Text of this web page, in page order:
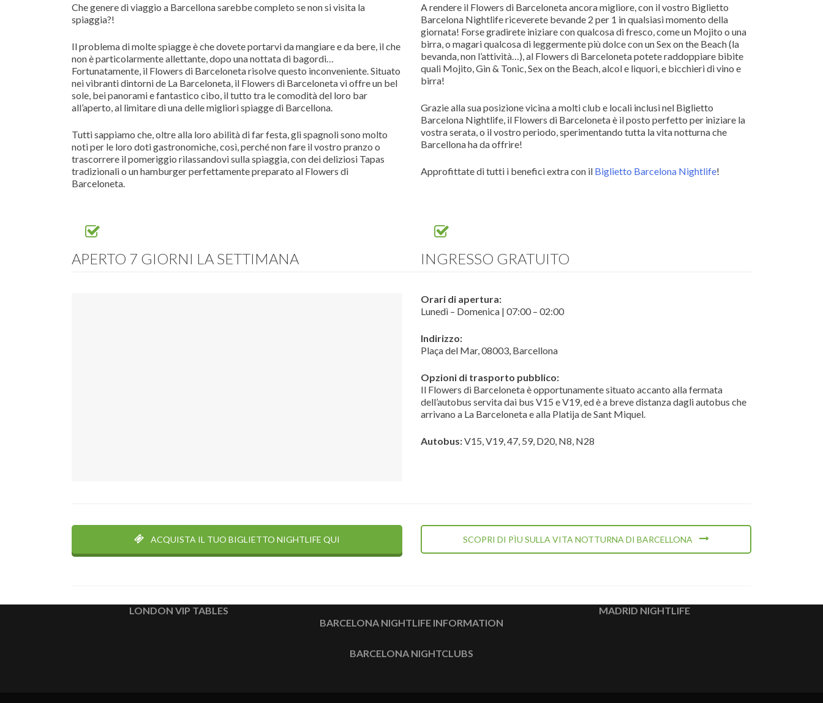
Che genere di viaggio a Barcellona sarebbe completo se non si visita la
spiaggia?!
Il problema di molte spiagge è che dovete portarvi da mangiare e da bere, il che
non è particolarmente allettante, dopo una nottata di bagordi…
Fortunatamente, il Flowers di Barceloneta risolve questo inconveniente.Situato
nei vibranti dintorni de La Barceloneta, il Flowers di Barceloneta vi offre un bel
sole, bei panorami e fantastico cibo, il tutto tra le comodità del loro bar
all’aperto, al limitare di una delle migliori spiagge di Barcellona.
Tutti sappiamo che, oltre alla loro abilità di far festa, gli spagnoli sono molto
noti per le loro doti gastronomiche, così, perché non fare il vostro pranzo o
trascorrere il pomeriggio rilassandovi sulla spiaggia, con dei deliziosi Tapas
tradizionali o un hamburger perfettamente preparato al Flowers di
Barceloneta.
A rendere il Flowers di Barceloneta ancora migliore, con il vostro Biglietto
Barcelona Nightlife riceverete bevande 2 per 1 in qualsiasi momento della
giornata! Forse gradirete iniziare con qualcosa di fresco, come un Mojito o una
birra, o magari qualcosa di leggermente più dolce con un Sex on the Beach (la
bevanda, non l’attività…), al Flowers di Barceloneta potete raddoppiare bibite
quali Mojito, Gin & Tonic, Sex on the Beach, alcol e liquori, e bicchieri di vino e
birra!
Grazie alla sua posizione vicina a molti club e locali inclusi nel Biglietto
Barcelona Nightlife, il Flowers di Barceloneta è il posto perfetto per iniziare la
vostra serata, o il vostro periodo, sperimentando tutta la vita notturna che
Barcellona ha da offrire!
Approfittate di tutti i benefici extra con il Biglietto Barcelona Nightlife!
APERTO 7 GIORNI LA SETTIMANA INGRESSO GRATUITO
Orari di apertura:
Lunedì – Domenica | 07:00 – 02:00
Indirizzo:
Plaça del Mar, 08003, Barcellona
Opzioni di trasporto pubblico:
Il Flowers di Barceloneta è opportunamente situato accanto alla fermata
dell’autobus servita dai bus V15 e V19, ed è a breve distanza dagli autobus che
arrivano a La Barceloneta e alla Platija de Sant Miquel.
Autobus:V15, V19, 47, 59, D20, N8, N28
ACQUISTA IL TUO BIGLIETTO NIGHTLIFE QUI SCOPRI DI PÌU SULLA VITA NOTTURNA DI BARCELLONA
LONDON VIP TABLES
BARCELONA NIGHTLIFE INFORMATION
BARCELONA NIGHTCLUBS
MADRID NIGHTLIFE